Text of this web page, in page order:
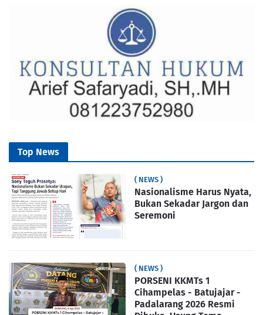
Top News
( NEWS )
Nasionalisme Harus Nyata,
Bukan Sekadar Jargon dan
Seremoni
( NEWS )
PORSENI KKMTs 1
Cihampelas - Batujajar -
Padalarang 2026 Resmi